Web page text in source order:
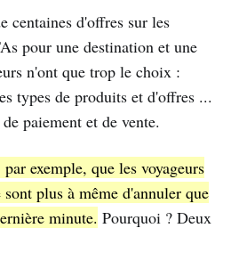
centaines d'offres sur les
pour une destination et une
n'ont que trop le choix :
types de produits et d'offres ...
paiement et de vente.
exemple, que les voyageurs
plus à même d'annuler que
minute. Pourquoi ? Deux